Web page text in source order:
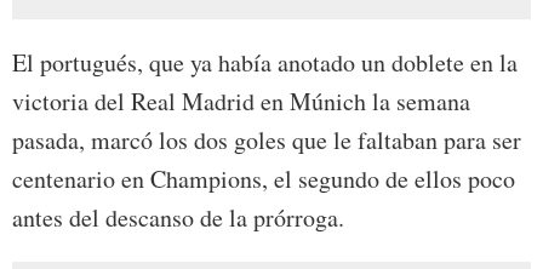
El portugués, que ya había anotado un doblete en la
victoria del Real Madrid en Múnich la semana
pasada, marcó los dos goles que le faltaban para ser
centenario en Champions, el segundo de ellos poco
antes del descanso de la prórroga.